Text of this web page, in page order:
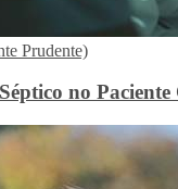
Prudente)
no